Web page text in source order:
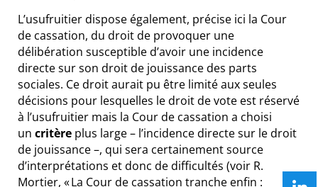
L’usufruitier dispose également, précise ici la Cour
de cassation, du droit de provoquer une
délibération susceptible d’avoir une incidence
directe sur son droit de jouissance des parts
sociales. Ce droit aurait pu être limité aux seules
décisions pour lesquelles le droit de vote est réservé
à l’usufruitier mais la Cour de cassation a choisi
un critèreplus large – l’incidence directe sur le droit
de jouissance –, qui sera certainement source
d’interprétations et donc de difficultés (voir R.
Mortier, « La Cour de cassation tranche enfin :